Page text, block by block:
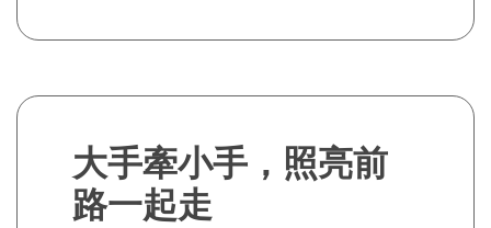
大手牽小手，照亮前
路一起走